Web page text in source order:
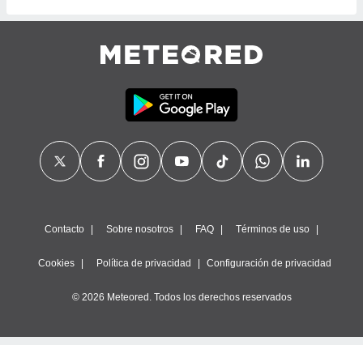
Contacto Sobre nosotros FAQ Términos de uso
Cookies Política de privacidad Configuración de privacidad
© 2026 Meteored. Todos los derechos reservados